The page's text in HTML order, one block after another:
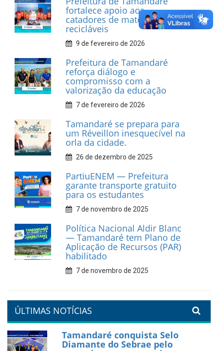
INFORMATIVOS
Prefeitura de Tamandaré
realiza entrega de placas à
Associação dos Taxistas Rota
Car Service
10 de fevereiro de 2026
Dia do Frevo: patrimônio
cultural em movimento
9 de fevereiro de 2026
Prefeitura de Tamandaré
fortalece apoio aos
catadores de materiais
recicláveis
9 de fevereiro de 2026
Prefeitura de Tamandaré
reforça diálogo e
compromisso com a
valorização da educação
7 de fevereiro de 2026
orla da cidade.
PartiuENEM — Prefeitura
garante transporte gratuito